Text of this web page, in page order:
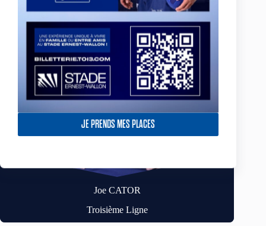
JE PRENDS MES PLACES
Joe CATOR
Troisième Ligne